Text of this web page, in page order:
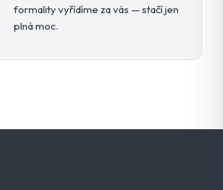
formality vyřídíme za vás — stačí jen
plná moc.